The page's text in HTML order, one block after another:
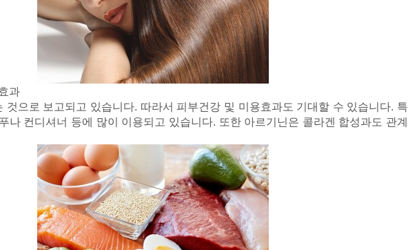
과
것으로 보고되고 있습니다. 따라서 피부건강 및 미용효과도 기대할 수 있습니다. 특
나 컨디셔너 등에 많이 이용되고 있습니다. 또한 아르기닌은 콜라겐 합성과도 관계